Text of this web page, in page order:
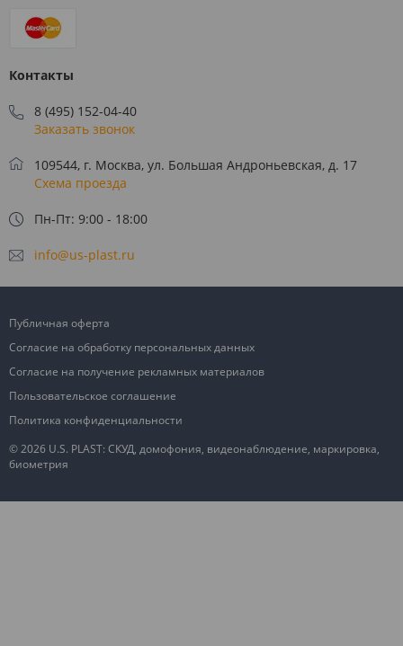
Контакты
8 (495) 152-04-40
Заказать звонок
109544, г. Москва, ул. Большая Андроньевская, д. 17
Схема проезда
Пн-Пт: 9:00 - 18:00
info@us-plast.ru
© 2026 U.S. PLAST: СКУД, домофония, видеонаблюдение, маркировка,
биометрия
Публичная оферта
Согласие на обработку персональных данных
Согласие на получение рекламных материалов
Пользовательское соглашение
Политика конфиденциальности